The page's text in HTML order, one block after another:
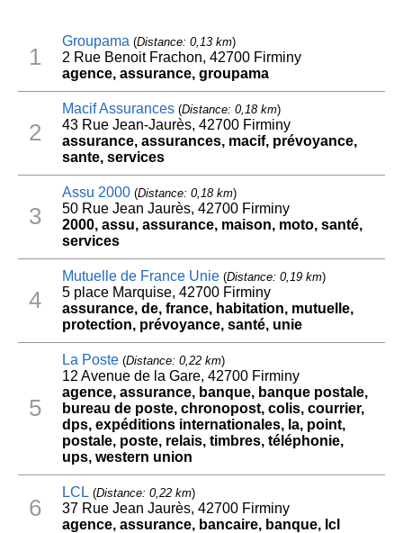
1
Groupama (Distance: 0,13 km)
2 Rue Benoit Frachon, 42700 Firminy
agence, assurance, groupama
2
Macif Assurances(Distance: 0,18 km)
43 Rue Jean-Jaurès, 42700 Firminy
assurance, assurances, macif, prévoyance,
sante, services
3
Assu 2000(Distance: 0,18 km)
50 Rue Jean Jaurès, 42700 Firminy
2000, assu, assurance, maison, moto, santé,
services
4
Mutuelle de France Unie(Distance: 0,19 km)
5 place Marquise, 42700 Firminy
assurance, de, france, habitation, mutuelle,
protection, prévoyance, santé, unie
5
La Poste(Distance: 0,22 km)
12 Avenue de la Gare, 42700 Firminy
agence, assurance, banque, banque postale,
bureau de poste, chronopost, colis, courrier,
dps, expéditions internationales, la, point,
postale, poste, relais, timbres, téléphonie,
ups, western union
6
LCL (Distance: 0,22 km)
37 Rue Jean Jaurès, 42700 Firminy
agence, assurance, bancaire, banque, lcl